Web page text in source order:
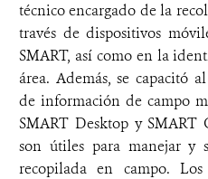
técnico encargado de la
través de dispositivos
SMART, así como en la
área. Además, se capacitó
de información de campo
SMART Desktop y SMART
son útiles para manejar y
recopilada en campo. Los